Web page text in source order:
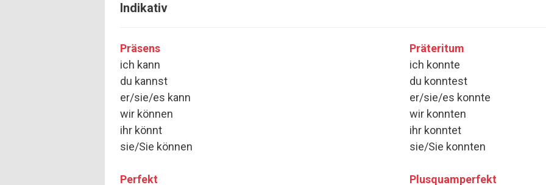
Indikativ
Präsens
ich kann
du kannst
er/sie/es kann
wir können
ihr könnt
sie/Sie können
Präteritum
ich konnte
du konntest
er/sie/es konnte
wir konnten
ihr konntet
sie/Sie konnten
Perfekt
Plusquamperfekt